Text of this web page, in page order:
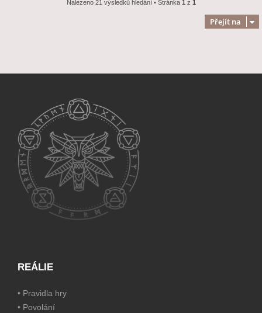
Nalezeno 21 výsledků hledání • Stránka 1 z 1
Přejít na
REÁLIE
• Pravidla hry
• Povolání